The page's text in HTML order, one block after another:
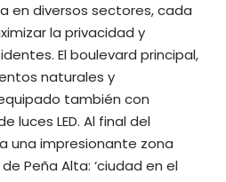
en diversos sectores, cada
la privacidad y
El boulevard principal,
naturales y
también con
luces LED. Al final del
una impresionante zona
Peña Alta: ‘ciudad en el